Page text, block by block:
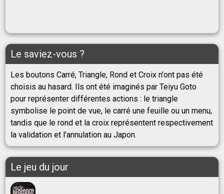
Le saviez-vous ?
Les boutons Carré, Triangle, Rond et Croix n'ont pas été
choisis au hasard. Ils ont été imaginés par Teiyu Goto
pour représenter différentes actions : le triangle
symbolise le point de vue, le carré une feuille ou un menu,
tandis que le rond et la croix représentent respectivement
la validation et l'annulation au Japon.
Le jeu du jour